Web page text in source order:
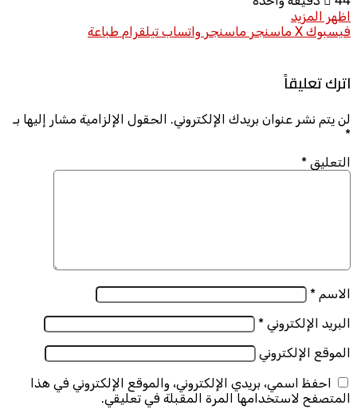
اظهر المزيد
فيسبوك X ماسنجر ماسنجر واتساب تيلقرام طباعة
اترك تعليقاً
لن يتم نشر عنوان بريدك الإلكتروني.
الحقول الإلزامية مشار إليها بـ
*
التعليق *
الاسم *
البريد الإلكتروني *
الموقع الإلكتروني
احفظ اسمي، بريدي الإلكتروني، والموقع الإلكتروني في هذا
المتصفح لاستخدامها المرة المقبلة في تعليقي.